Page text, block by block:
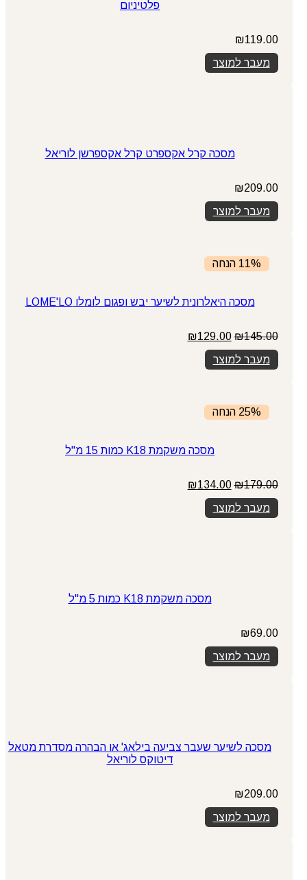
פלטיניום
₪119.00
מעבר למוצר
מסכה קרל אקספרט קרל אקספרשן לוריאל
₪209.00
מעבר למוצר
11% הנחה
מסכה היאלרונית לשיער יבש ופגום לומלו LOME'LO
₪145.00
המחיר
המקורי
היה:
₪145.00.
₪129.00
מעבר למוצר
25% הנחה
מסכה משקמת K18 כמות 15 מ"ל
₪179.00
המחיר
המקורי
היה:
₪179.00.
₪134.00
מעבר למוצר
מסכה משקמת K18 כמות 5 מ"ל
₪69.00
מעבר למוצר
מסכה לשיער שעבר צביעה בילאג' או הבהרה מסדרת מטאל
דיטוקס לוריאל
₪209.00
מעבר למוצר